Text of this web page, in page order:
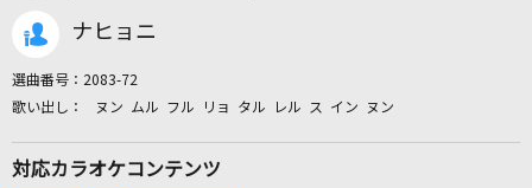
ナヒョニ
選曲番号： 2083-72
ヌン ムル フル リョ タル レル ス イン ヌン
対応カラオケコンテンツ